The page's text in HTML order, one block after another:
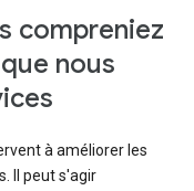
compreniez
nous
à améliorer les
Il peut s'agir